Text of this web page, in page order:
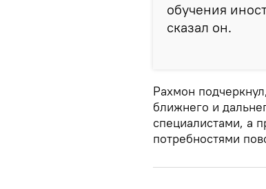
обучения
сказал он.
Рахмон
ближнего и
специалистами, а
потребностями